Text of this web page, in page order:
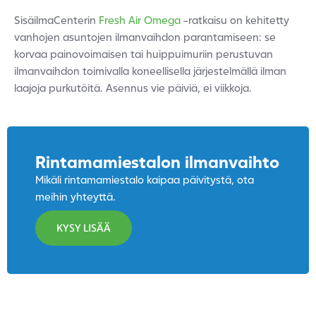
SisäilmaCenterin Fresh Air Omega -ratkaisu on kehitetty
vanhojen asuntojen ilmanvaihdon parantamiseen: se
korvaa painovoimaisen tai huippuimuriin perustuvan
ilmanvaihdon toimivalla koneellisella järjestelmällä ilman
laajoja purkutöitä. Asennus vie päiviä, ei viikkoja.
Rintamamiestalon ilmanvaihto
Mikäli rintamamiestalo kaipaa päivitystä, ota
meihin yhteyttä.
KYSY LISÄÄ